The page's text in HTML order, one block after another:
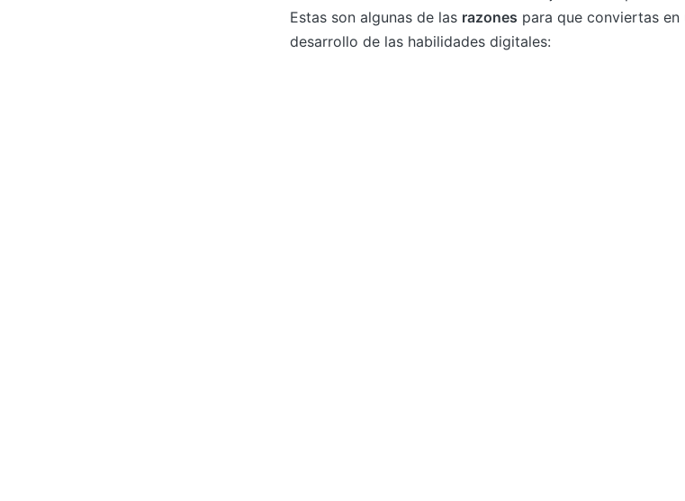
Estas son algunas de las razones para que conviertas
desarrollo de las habilidades digitales: